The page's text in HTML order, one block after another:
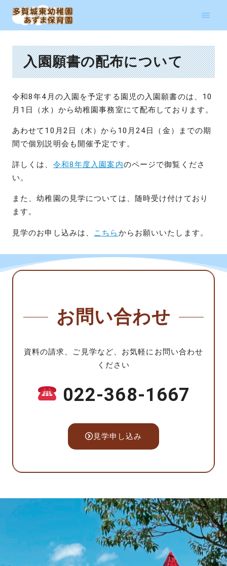
入園願書の配布について
令和8年4月の入園を予定する園児の入園願書のは、10
月1日（水）から幼稚園事務室にて配布しております。
あわせて10月2日（木）から10月24日（金）までの期
間で個別説明会も開催予定です。
詳しくは、 令和8年度入園案内のページで御覧くださ
い。
また、幼稚園の見学については、随時受け付けており
ます。
見学のお申し込みは、 こちら からお願いいたします。
お問い合わせ
資料の請求、ご見学など、お気軽にお問い合わせ
ください
022-368-1667
見学申し込み